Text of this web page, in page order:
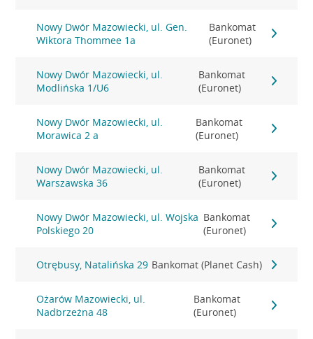
Nowy Dwór Mazowiecki, ul. Gen.
Wiktora Thommee 1a
Bankomat
(Euronet)
Nowy Dwór Mazowiecki, ul.
Modlińska 1/U6
Bankomat
(Euronet)
Nowy Dwór Mazowiecki, ul.
Morawica 2 a
Bankomat
(Euronet)
Nowy Dwór Mazowiecki, ul.
Warszawska 36
Bankomat
(Euronet)
Nowy Dwór Mazowiecki, ul. Wojska
Polskiego 20
Bankomat
(Euronet)
Otrębusy, Natalińska 29 Bankomat (Planet Cash)
Ożarów Mazowiecki, ul.
Nadbrzeżna 48
Bankomat
(Euronet)